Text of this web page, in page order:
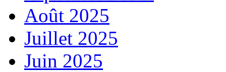
Août 2025
Juillet 2025
Juin 2025